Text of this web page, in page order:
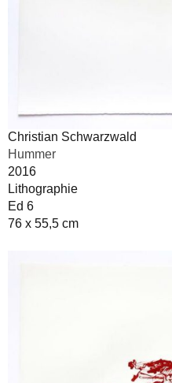
Christian Schwarzwald
Hummer
2016
Lithographie
Ed 6
76 x 55,5 cm